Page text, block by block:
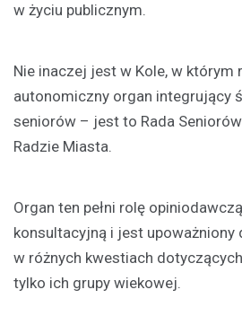
w życiu publicznym.
Nie inaczej jest w Kole, w którym
autonomiczny organ integrujący
seniorów – jest to Rada
Radzie Miasta.
Organ ten pełni rolę
konsultacyjną i jest upoważniony
w różnych kwestiach
tylko ich grupy wiekowej.